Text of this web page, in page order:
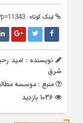
لینک کوتاه :
نویسنده : امید
شرق
منبع : موسسه